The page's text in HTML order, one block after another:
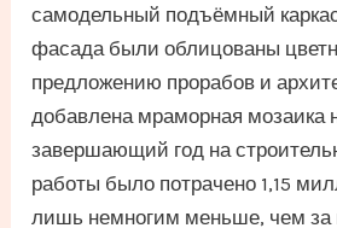
самодельный подъёмный
фасада были облицованы
предложению прорабов и
добавлена мраморная мозаика
завершающий год на
работы было потрачено 1,15
лишь немногим меньше, чем